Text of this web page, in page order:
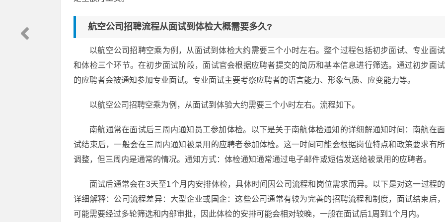
航空公司招聘流程从面试到体检大概需要多久?
以航空公司招聘空乘为例，从面试到体检大约需要三个小时左右。整个过程包括初步面试、专业面试
和体检三个环节。在初步面试阶段，面试官会根据应聘者提交的简历和基本信息进行筛选。通过初步面试
的应聘者会被通知参加专业面试。专业面试主要考察应聘者的语言能力、形象气质、应变能力等。
以航空公司招聘空乘为例，从面试到体验大约需要三个小时左右。流程如下。
南航通常在面试后三周内通知员工参加体检。以下是关于南航体检通知的详细解通知时间：南航在面
试结束后，一般会在三周内通知被录用的应聘者参加体检。这一时间可能会根据岗位特点和政策要求有所
调整，但三周内是通常的情况。通知方式：体检通知通常通过电子邮件或短信发送给被录用的应聘者。
面试后通常会在3天至1个月内安排体检，具体时间因公司流程和岗位需求而异。以下是对这一过程的
详细解释：公司流程差异：大型企业或国企：这些公司通常有较为完善的招聘流程和制度，面试结束后，
可能需要经过多轮筛选和内部审批，因此体检的安排可能会相对较晚，一般在面试后1周到1个月内。